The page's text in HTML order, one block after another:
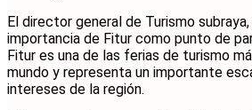
El director general de Turismo
importancia de Fitur como punto de
Fitur es una de las ferias de turismo
mundo y representa un importante
intereses de la región.